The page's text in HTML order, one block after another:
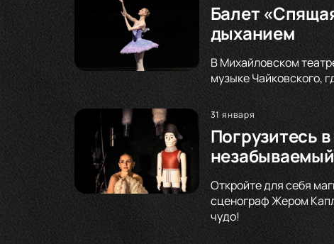
Балет
дыханием
В Михайловском
музыке Чайковского,
31 января
Погрузитесь
Откройте для себя
сценограф Жером
чудо!